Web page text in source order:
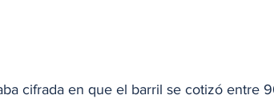
cifrada en que el barril se cotizó entre